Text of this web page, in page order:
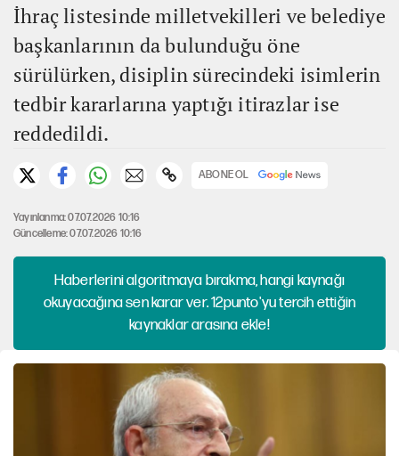
İhraç listesinde milletvekilleri ve belediye
başkanlarının da bulunduğu öne
sürülürken, disiplin sürecindeki isimlerin
tedbir kararlarına yaptığı itirazlar ise
reddedildi.
ABONE OL
Yayınlanma: 07.07.2026 10:16
Güncelleme: 07.07.2026 10:16
Haberlerini algoritmaya bırakma, hangi kaynağı
okuyacağına sen karar ver. 12punto'yu tercih ettiğin
kaynaklar arasına ekle!